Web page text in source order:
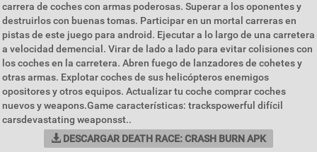
carrera de coches con armas poderosas. Superar a los oponentes y
destruirlos con buenas tomas. Participar en un mortal carreras en
pistas de este juego para android. Ejecutar a lo largo de una carretera
a velocidad demencial. Virar de lado a lado para evitar colisiones con
los coches en la carretera. Abren fuego de lanzadores de cohetes y
otras armas. Explotar coches de sus helicópteros enemigos
opositores y otros equipos. Actualizar tu coche comprar coches
nuevos y weapons.Game características: trackspowerful difícil
carsdevastating weaponsst..
DESCARGAR DEATH RACE: CRASH BURN APK